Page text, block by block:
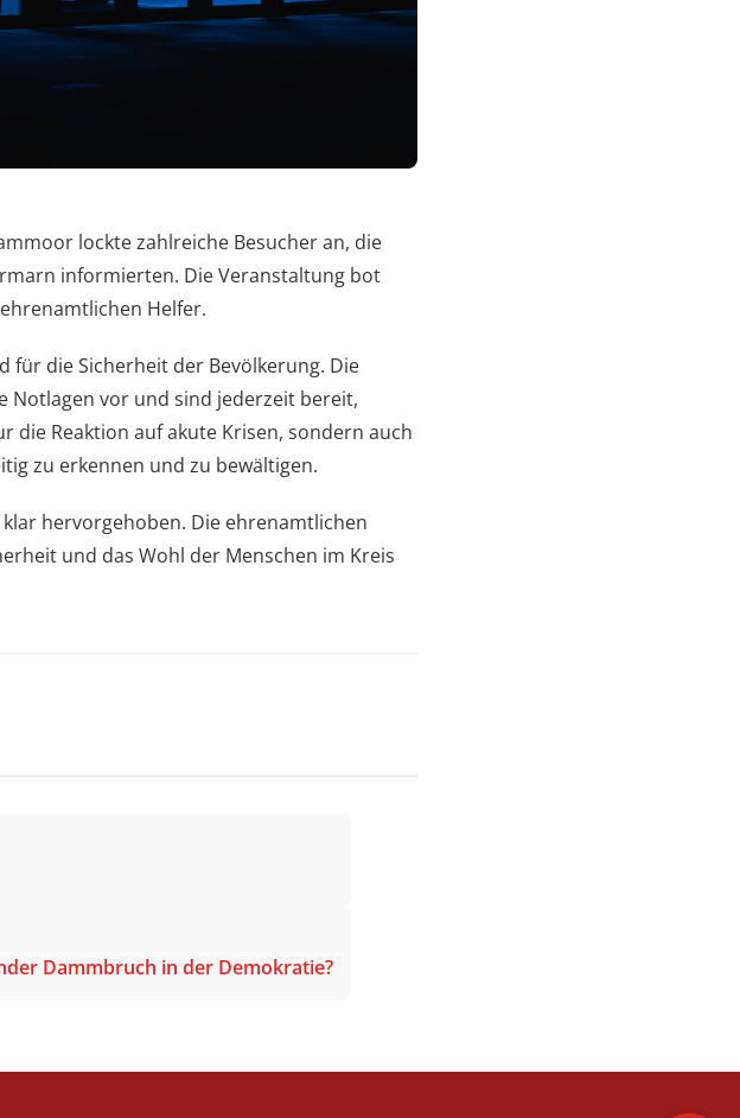
lockte zahlreiche Besucher an, die
informierten. Die Veranstaltung bot
Helfer.
die Sicherheit der Bevölkerung. Die
Notlagen vor und sind jederzeit bereit,
die Reaktion auf akute Krisen, sondern auch
zu erkennen und zu bewältigen.
hervorgehoben. Die ehrenamtlichen
und das Wohl der Menschen im Kreis
Dammbruch in der Demokratie?